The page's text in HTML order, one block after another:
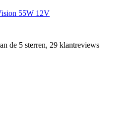
55W 12V
de 5 sterren, 29 klantreviews